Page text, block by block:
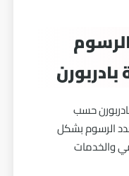
حسب
الرسوم بشكل
والخدمات